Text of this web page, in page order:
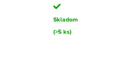
Skladom
(>5 ks)